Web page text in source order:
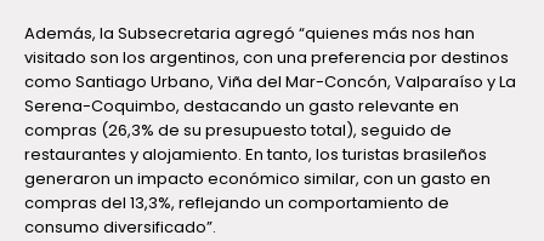
Además, la Subsecretaria agregó “quienes más nos han
visitado son los argentinos, con una preferencia por destinos
como Santiago Urbano, Viña del Mar-Concón, Valparaíso y La
Serena-Coquimbo, destacando un gasto relevante en
compras (26,3% de su presupuesto total), seguido de
restaurantes y alojamiento. En tanto, los turistas brasileños
generaron un impacto económico similar, con un gasto en
compras del 13,3%, reflejando un comportamiento de
consumo diversificado”.